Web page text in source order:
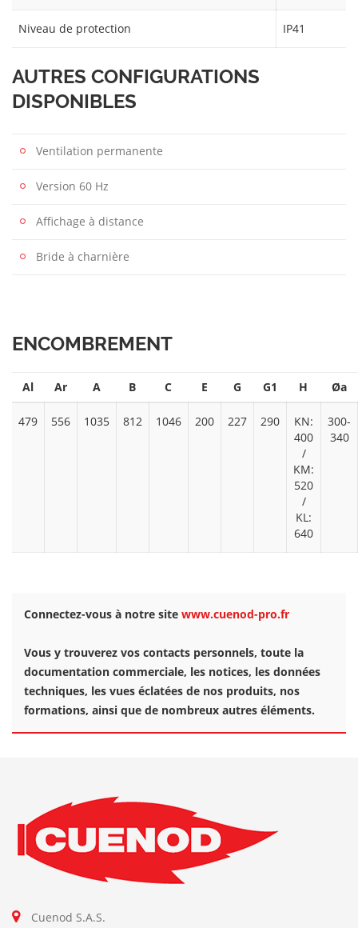
Niveau de protection IP41
AUTRES CONFIGURATIONS
DISPONIBLES
Ventilation permanente
Version 60 Hz
Affichage à distance
Bride à charnière
ENCOMBREMENT
Al Ar A B C E G G1 H Øa
479 556 1035 812 1046 200 227 290
KN:
400
/
KM:
520
/
KL:
640
300-
340
Connectez-vous à notre site www.cuenod-pro.fr
Vous y trouverez vos contacts personnels, toute la
documentation commerciale, les notices, les données
techniques, les vues éclatées de nos produits, nos
formations, ainsi que de nombreux autres éléments.
Cuenod S.A.S.